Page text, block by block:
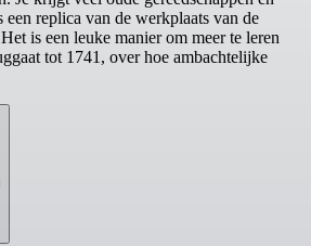
een replica van de werkplaats van de
is een leuke manier om meer te leren
tot 1741, over hoe ambachtelijke